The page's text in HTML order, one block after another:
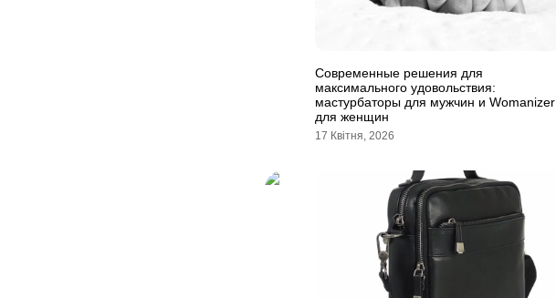
Современные решения для
максимального удовольствия:
мастурбаторы для мужчин и Womanizer
для женщин
17 Квітня, 2026